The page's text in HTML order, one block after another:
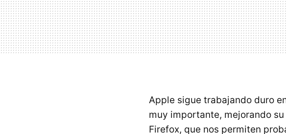
Apple sigue trabajando duro
muy importante, mejorando
Firefox, que nos permiten